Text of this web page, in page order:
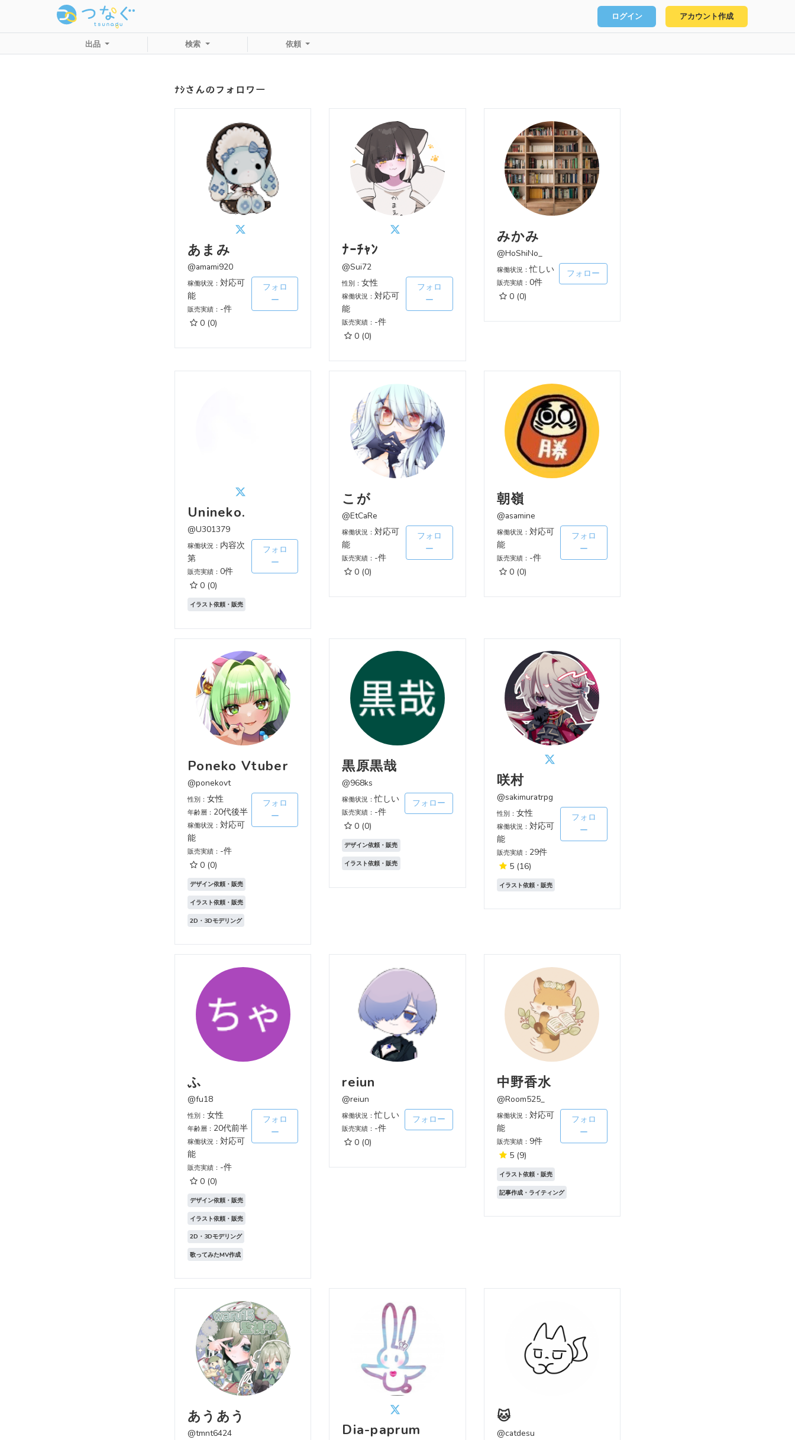
ログイン アカウント作成
出品 検索 依頼
ﾅｼさんのフォロワー
あまみ
@amami920
稼働状況： 対応可
能
販売実績： -件
0 (0)
フォロ
ー
ﾅｰﾁｬﾝ
@Sui72
性別：女性
稼働状況：対応可
能
販売実績： -件
0 (0)
フォロ
ー
みかみ
@HoShiNo_
稼働状況：忙しい
販売実績： 0件
0 (0)
フォロー
Unineko.
@U301379
稼働状況： 内容次
第
販売実績： 0件
0 (0)
フォロ
ー
イラスト依頼・販売
こが
@EtCaRe
稼働状況：対応可
能
販売実績： -件
0 (0)
フォロ
ー
朝嶺
@asamine
稼働状況： 対応可
能
販売実績： -件
0 (0)
フォロ
ー
Poneko Vtuber
@ponekovt
性別： 女性
年齢層： 20代後半
稼働状況： 対応可
能
販売実績： -件
0 (0)
フォロ
ー
デザイン依頼・販売
イラスト依頼・販売
2D・3Dモデリング
黒原黒哉
@968ks
稼働状況：忙しい
販売実績： -件
0 (0)
フォロー
デザイン依頼・販売
イラスト依頼・販売
咲村
@sakimuratrpg
性別： 女性
稼働状況： 対応可
能
販売実績： 29件
5 (16)
フォロ
ー
イラスト依頼・販売
ふ
@fu18
性別： 女性
年齢層： 20代前半
稼働状況： 対応可
能
販売実績： -件
0 (0)
フォロ
ー
デザイン依頼・販売
イラスト依頼・販売
2D・3Dモデリング
歌ってみたMV作成
reiun
@reiun
稼働状況：忙しい
販売実績： -件
0 (0)
フォロー
中野香水
@Room525_
稼働状況： 対応可
能
販売実績： 9件
5 (9)
フォロ
ー
イラスト依頼・販売
記事作成・ライティング
あうあう
@tmnt6424 Dia-paprum
🐱
@catdesu